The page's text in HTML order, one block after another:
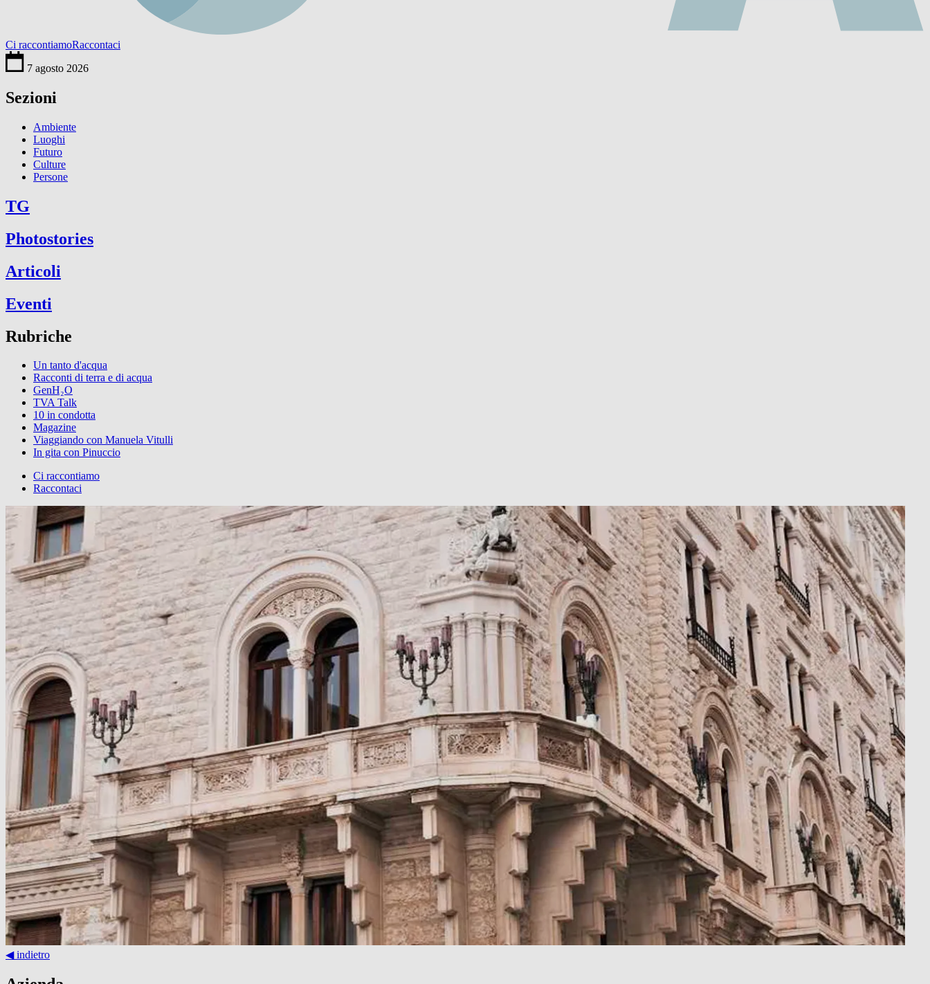
Ci raccontiamoRaccontaci
7 agosto 2026
Sezioni
Ambiente
Luoghi
Futuro
Culture
Persone
TG
Photostories
Articoli
Eventi
Rubriche
Un tanto d'acqua
Racconti di terra e di acqua
GenH₂O
TVA Talk
10 in condotta
Magazine
Viaggiando con Manuela Vitulli
In gita con Pinuccio
Ci raccontiamo
Raccontaci
◀︎ indietro